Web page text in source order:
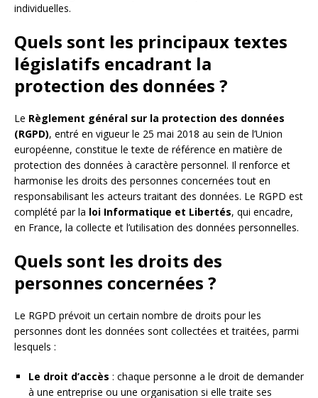
individuelles.
Quels sont les principaux textes
législatifs encadrant la
protection des données ?
Le Règlement général sur la protection des données
(RGPD), entré en vigueur le 25 mai 2018 au sein de l’Union
européenne, constitue le texte de référence en matière de
protection des données à caractère personnel. Il renforce et
harmonise les droits des personnes concernées tout en
responsabilisant les acteurs traitant des données. Le RGPD est
complété par la loi Informatique et Libertés, qui encadre,
en France, la collecte et l’utilisation des données personnelles.
Quels sont les droits des
personnes concernées ?
Le RGPD prévoit un certain nombre de droits pour les
personnes dont les données sont collectées et traitées, parmi
lesquels :
Le droit d’accès : chaque personne a le droit de demander
à une entreprise ou une organisation si elle traite ses